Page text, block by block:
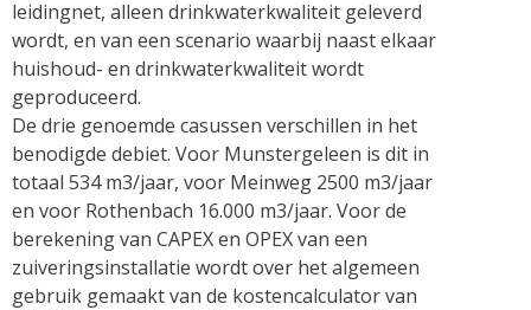
leidingnet, alleen drinkwaterkwaliteit geleverd
wordt, en van een scenario waarbij naast elkaar
huishoud- en drinkwaterkwaliteit wordt
geproduceerd.
De drie genoemde casussen verschillen in het
benodigde debiet. Voor Munstergeleen is dit in
totaal 534 m3/jaar, voor Meinweg 2500 m3/jaar
en voor Rothenbach 16.000 m3/jaar. Voor de
berekening van CAPEX en OPEX van een
zuiveringsinstallatie wordt over het algemeen
gebruik gemaakt van de kostencalculator van